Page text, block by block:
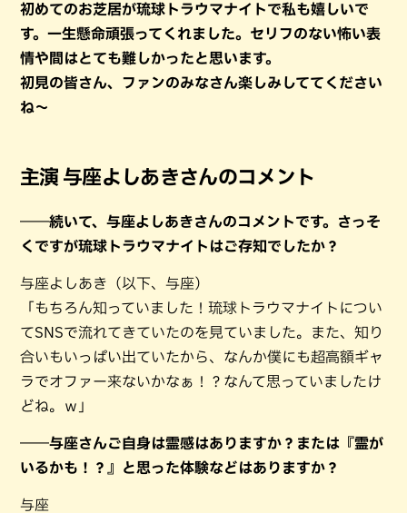
初めてのお芝居が琉球トラウマナイトで私も嬉しいで
す。一生懸命頑張ってくれました。セリフのない怖い表
情や間はとても難しかったと思います。
初見の皆さん、ファンのみなさん楽しみしててください
ね～
主演 与座よしあきさんのコメント
――続いて、与座よしあきさんのコメントです。さっそ
くですが琉球トラウマナイトはご存知でしたか？
与座よしあき（以下、与座）
「もちろん知っていました！琉球トラウマナイトについ
てSNSで流れてきていたのを見ていました。また、知り
合いもいっぱい出ていたから、なんか僕にも超高額ギャ
ラでオファー来ないかなぁ！？なんて思っていましたけ
どね。ｗ」
――与座さんご自身は霊感はありますか？または『霊が
いるかも！？』と思った体験などはありますか？
与座